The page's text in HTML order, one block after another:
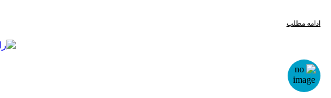
ادامه مطلب